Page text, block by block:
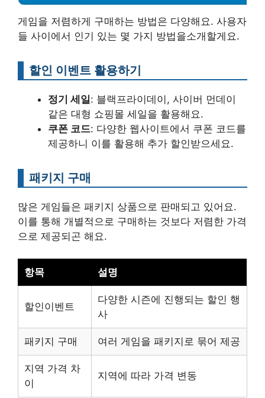
게임을 저렴하게 구매하는 방법은 다양해요. 사용자
들 사이에서 인기 있는 몇 가지 방법을소개할게요.
할인 이벤트 활용하기
정기 세일: 블랙프라이데이, 사이버 먼데이
같은 대형 쇼핑몰 세일을 활용해요.
쿠폰 코드: 다양한 웹사이트에서 쿠폰 코드를
제공하니 이를 활용해 추가 할인받으세요.
패키지 구매
많은 게임들은 패키지 상품으로 판매되고 있어요.
이를 통해 개별적으로 구매하는 것보다 저렴한 가격
으로 제공되곤 해요.
항목 설명
할인이벤트
다양한 시즌에 진행되는 할인 행
사
패키지 구매 여러 게임을 패키지로 묶어 제공
지역 가격 차
이
지역에 따라 가격 변동